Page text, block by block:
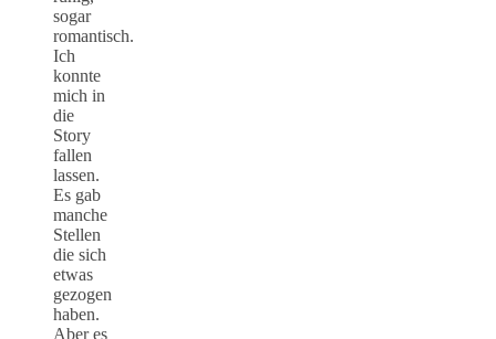
sogar
romantisch.
Ich
konnte
mich in
die
Story
fallen
lassen.
Es gab
manche
Stellen
die sich
etwas
gezogen
haben.
Aber es